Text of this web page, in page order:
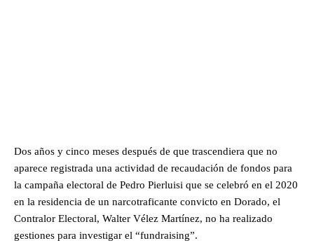
Dos años y cinco meses después de que trascendiera que no
aparece registrada una actividad de recaudación de fondos para
la campaña electoral de Pedro Pierluisi que se celebró en el 2020
en la residencia de un narcotraficante convicto en Dorado, el
Contralor Electoral, Walter Vélez Martínez, no ha realizado
gestiones para investigar el “fundraising”.